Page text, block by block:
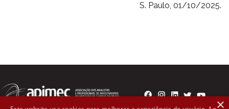
S. Paulo, 01/10/2025.
×